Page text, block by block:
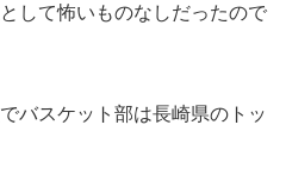
して怖いものなしだったので
バスケット部は長崎県のトッ